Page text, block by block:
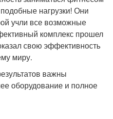
нагрузки! Они
учли все возможные
комплекс прошел
свою эффективность
миру.
важны
оборудование и полное